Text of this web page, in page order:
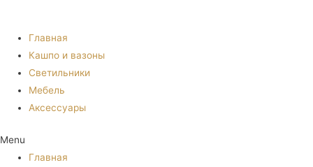
Главная
Кашпо и вазоны
Светильники
Мебель
Аксессуары
Menu
Главная